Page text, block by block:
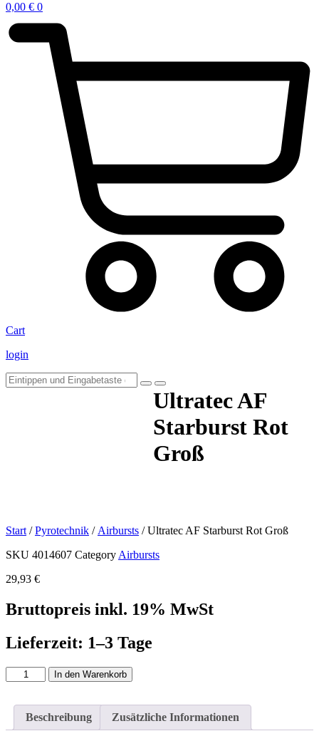
0,00 € 0
Cart
login
Ultratec AF
Starburst Rot
Groß
Start /Pyrotechnik / Airbursts / Ultratec AF Starburst Rot Groß
SKU 4014607 Category Airbursts
29,93 €
Bruttopreis inkl. 19% MwSt
Lieferzeit: 1–3 Tage
Ultratec
AF
Groß
In den Warenkorb
Beschreibung Zusätzliche Informationen